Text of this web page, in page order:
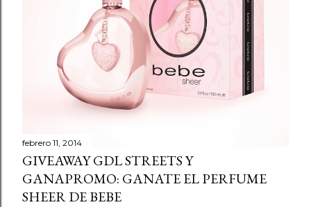
febrero 11, 2014
GIVEAWAY GDL STREETS Y
GANAPROMO: GANATE EL PERFUME
SHEER DE BEBE